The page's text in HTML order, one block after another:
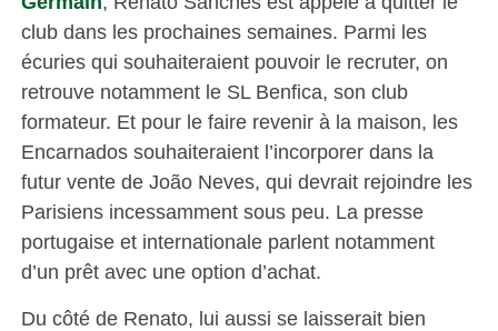
club dans les prochaines semaines. Parmi les
écuries qui souhaiteraient pouvoir le recruter, on
retrouve notamment le SL Benfica, son club
formateur. Et pour le faire revenir à la maison, les
Encarnados souhaiteraient l’incorporer dans la
futur vente de João Neves, qui devrait rejoindre les
Parisiens incessamment sous peu. La presse
portugaise et internationale parlent notamment
d’un prêt avec une option d’achat.
Du côté de Renato, lui aussi se laisserait bien